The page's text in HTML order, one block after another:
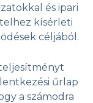
és ipari
kísérleti
céljából.
űrlap
a számodra